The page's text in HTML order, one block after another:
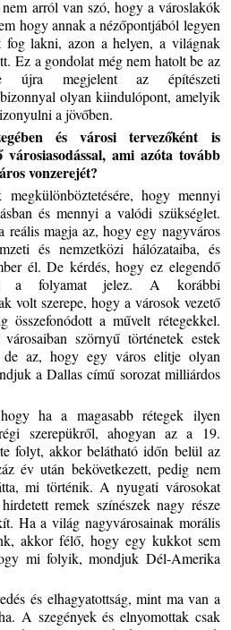
arról van szó, hogy a városlakók
hogy annak a nézőpontjából legyen
lakni, azon a helyen, a világnak
Ez a gondolat még nem hatolt be az
újra megjelent az építészeti
olyan kiindulópont, amelyik
a jövőben.
és városi tervezőként is
városiasodással, ami azóta tovább
vonzerejét?
hogy mennyi
és mennyi a valódi szükséglet.
reális magja az, hogy egy nagyváros
és nemzetközi hálózataiba, és
él. De kérdés, hogy ez elegendő
a folyamat jelez. A korábbi
volt szerepe, hogy a városok vezető
összefonódott a művelt rétegekkel.
szörnyű történetek estek
az, hogy egy város elitje olyan
a Dallas című sorozat milliárdos
ha a magasabb rétegek ilyen
szerepükről, ahogyan az a 19.
folyt, akkor belátható időn belül az
év után bekövetkezett, pedig nem
mi történik. A nyugati városokat
remek színészek nagy része
Ha a világ nagyvárosainak morális
akkor félő, hogy egy kukkot sem
mi folyik, mondjuk Dél-Amerika
és elhagyatottság, mint ma van a
A szegények és elnyomottak csak